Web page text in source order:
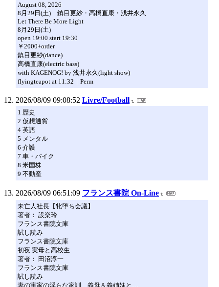
August 08, 2026
8月29日(土) 鎮目更紗・高橋直康・浅井永久
Let There Be More Light
8月29日(土)
open 19:00 start 19:30
￥2000+order
鎮目更紗(dance)
高橋直康(electric bass)
with KAGENOG! by 浅井永久(light show)
flyingteapot at 11:32｜Perm
2026/08/09 09:08:52 Livre/Football
1 歴史
2 仮想通貨
4 英語
5 メンタル
6 介護
7 車・バイク
8 米国株
9 不動産
2026/08/09 06:51:09 フランス書院 On-Line
未亡人社長【牝堕ち会議】
著者： 設楽玲
フランス書院文庫
試し読み
フランス書院文庫
初夜 実母と高校生
著者： 田沼淳一
フランス書院文庫
試し読み
妻の実家の淫らな家訓 義母＆義姉妹と…